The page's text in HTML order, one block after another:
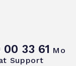
33 61 Mo
Support